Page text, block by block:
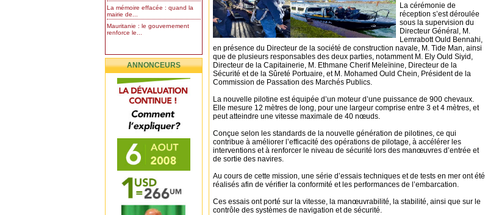
La mémoire effacée : quand la
mairie de...
Mauritanie : le gouvernement
renforce le...
ANNONCEURS
La cérémonie de
réception s’est déroulée
sous la supervision du
Directeur Général, M.
Lemrabott Ould Bennahi,
en présence du Directeur de la société de construction navale, M. Tide Man, ainsi
que de plusieurs responsables des deux parties, notamment M. Ely Ould Siyid,
Directeur de la Capitainerie, M. Ethmane Cherif Meleïnine, Directeur de la
Sécurité et de la Sûreté Portuaire, et M. Mohamed Ould Chein, Président de la
Commission de Passation des Marchés Publics.
La nouvelle pilotine est équipée d’un moteur d’une puissance de 900 chevaux.
Elle mesure 12 mètres de long, pour une largeur comprise entre 3 et 4 mètres, et
peut atteindre une vitesse maximale de 40 nœuds.
Conçue selon les standards de la nouvelle génération de pilotines, ce qui
contribue à améliorer l’efficacité des opérations de pilotage, à accélérer les
interventions et à renforcer le niveau de sécurité lors des manœuvres d’entrée et
de sortie des navires.
Au cours de cette mission, une série d’essais techniques et de tests en mer ont été
réalisés afin de vérifier la conformité et les performances de l’embarcation.
Ces essais ont porté sur la vitesse, la manœuvrabilité, la stabilité, ainsi que sur le
contrôle des systèmes de navigation et de sécurité.